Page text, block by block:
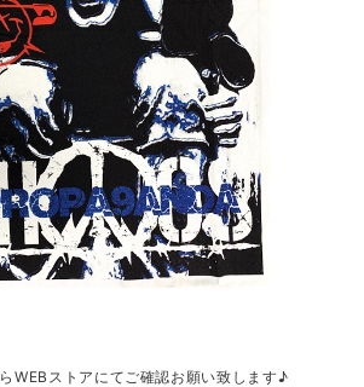
WEBストアにてご確認お願い致します♪